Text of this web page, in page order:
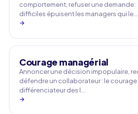
comportement, refuser une demande
difficiles épuisent les managers qui le…
→
Courage managérial
Annoncer une décision impopulaire,
défendre un collaborateur : le
différenciateur des l…
→